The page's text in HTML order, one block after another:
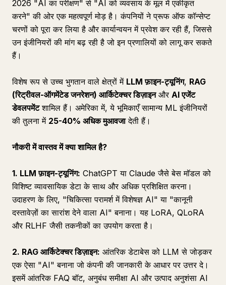
2026 "AI का परीक्षण" से "AI को व्यवसाय के मूल में एकीकृत
करने" की ओर एक महत्वपूर्ण मोड़ है। कंपनियों ने प्रूफ ऑफ कॉन्सेप्ट
चरणों को पूरा कर लिया है और कार्यान्वयन में प्रवेश कर रही हैं, जिससे
उन इंजीनियरों की मांग बढ़ रही है जो इन प्रणालियों को लागू कर सकते
हैं।
विशेष रूप से उच्च भुगतान वाले क्षेत्रों में LLM फ़ाइन-ट्यूनिंग, RAG
(रिट्रीवल-ऑगमेंटेड जनरेशन) आर्किटेक्चर डिज़ाइनऔर AI एजेंट
डेवलपमेंटशामिल हैं। अमेरिका में, ये भूमिकाएँ सामान्य ML इंजीनियरों
की तुलना में 25-40% अधिक मुआवजादेती हैं।
नौकरी में वास्तव में क्या शामिल है?
1. LLM फ़ाइन-ट्यूनिंग: ChatGPT या Claude जैसे बेस मॉडल को
विशिष्ट व्यावसायिक डेटा के साथ और अधिक प्रशिक्षित करना।
उदाहरण के लिए, "चिकित्सा परामर्श में विशेषज्ञ AI" या "कानूनी
दस्तावेज़ों का सारांश देने वाला AI" बनाना। यह LoRA, QLoRA
और RLHF जैसी तकनीकों का उपयोग करता है।
2. RAG आर्किटेक्चर डिज़ाइन: आंतरिक डेटाबेस को LLM से जोड़कर
एक ऐसा "AI" बनाना जो कंपनी की जानकारी के आधार पर उत्तर दे।
इसमें आंतरिक FAQ बॉट, अनुबंध समीक्षा AI और उत्पाद अनुशंसा AI